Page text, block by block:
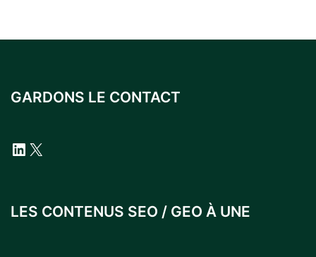
GARDONS LE CONTACT
LinkedIn
X
LES CONTENUS SEO / GEO À UNE